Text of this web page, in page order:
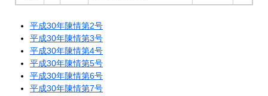
平成30年陳情第2号
平成30年陳情第3号
平成30年陳情第4号
平成30年陳情第5号
平成30年陳情第6号
平成30年陳情第7号